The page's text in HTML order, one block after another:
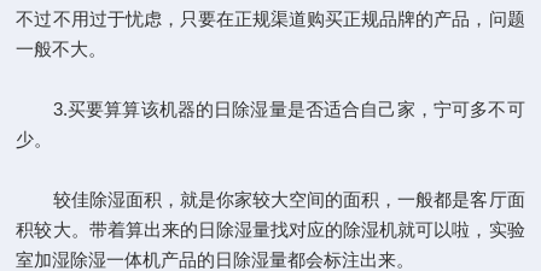
不过不用过于忧虑，只要在正规渠道购买正规品牌的产品，问题
一般不大。
3.买要算算该机器的日除湿量是否适合自己家，宁可多不可
少。
较佳除湿面积，就是你家较大空间的面积，一般都是客厅面
积较大。带着算出来的日除湿量找对应的除湿机就可以啦，实验
室加湿除湿一体机产品的日除湿量都会标注出来。